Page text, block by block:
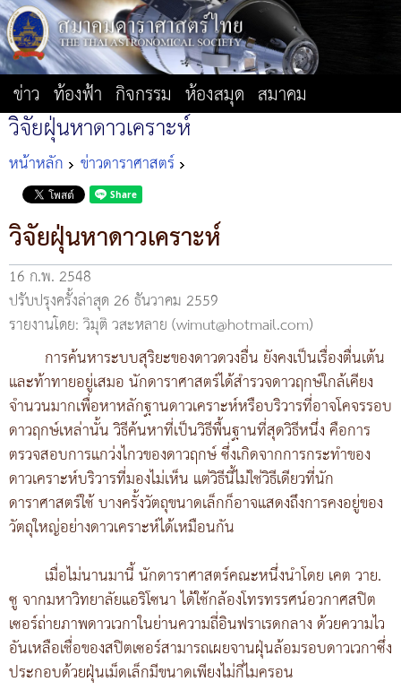
ข่าว ท้องฟ้า กิจกรรม ห้องสมุด สมาคม
วิจัยฝุ่นหาดาวเคราะห์
หน้าหลัก ข่าวดาราศาสตร์
วิจัยฝุ่นหาดาวเคราะห์
16 ก.พ. 2548
ปรับปรุงครั้งล่าสุด 26 ธันวาคม 2559
รายงานโดย: วิมุติ วสะหลาย (wimut@hotmail.com)
การค้นหาระบบสุริยะของดาวดวงอื่น ยังคงเป็นเรื่องตื่นเต้น
และท้าทายอยู่เสมอ นักดาราศาสตร์ได้สำรวจดาวฤกษ์ใกล้เคียง
จำนวนมากเพื่อหาหลักฐานดาวเคราะห์หรือบริวารที่อาจโคจรรอบ
ดาวฤกษ์เหล่านั้น วิธีค้นหาที่เป็นวิธีพื้นฐานที่สุดวิธีหนึ่ง คือการ
ตรวจสอบการแกว่งไกวของดาวฤกษ์ ซึ่งเกิดจากการกระทำของ
ดาวเคราะห์บริวารที่มองไม่เห็น แต่วิธีนี้ไม่ใช่วิธีเดียวที่นัก
ดาราศาสตร์ใช้ บางครั้งวัตถุขนาดเล็กก็อาจแสดงถึงการคงอยู่ของ
วัตถุใหญ่อย่างดาวเคราะห์ได้เหมือนกัน
เมื่อไม่นานมานี้ นักดาราศาสตร์คณะหนึ่งนำโดย เคต วาย.
ซู จากมหาวิทยาลัยแอริโซนา ได้ใช้กล้องโทรทรรศน์อวกาศสปิต
เซอร์ถ่ายภาพดาวเวกาในย่านความถี่อินฟราเรดกลาง ด้วยความไว
อันเหลือเชื่อของสปิตเซอร์สามารถเผยจานฝุ่นล้อมรอบดาวเวกาซึ่ง
ประกอบด้วยฝุ่นเม็ดเล็กมีขนาดเพียงไม่กี่ไมครอน